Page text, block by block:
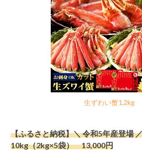
生ずわい蟹1.2kg
【ふるさと納税】＼ 令和5年産登場
10kg（2kg×5袋） 13,000円